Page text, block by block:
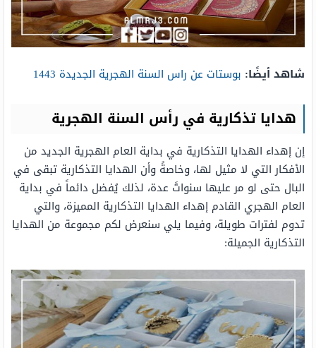
شاهد أيضًا: بوستات عن راس السنة الهجرية الجديدة 1443
هدايا تذكارية في رأس السنة الهجرية
إن إهداء الهدايا التذكارية في بداية العام الهجرية الجديد من
الأفكار التي لا مثيل لها، وخاصةً وأن الهدايا التذكارية تبقى في
البال حتى لو مر عليها سنواتً عدة، لذلك يُفضل دائماً في بداية
العام الهجري القادم إهداء الهدايا التذكارية المميزة، والتي
تدوم لفترات طويلة، وفيما يلي سنعرض لكم مجموعة من الهدايا
التذكارية الجميلة: